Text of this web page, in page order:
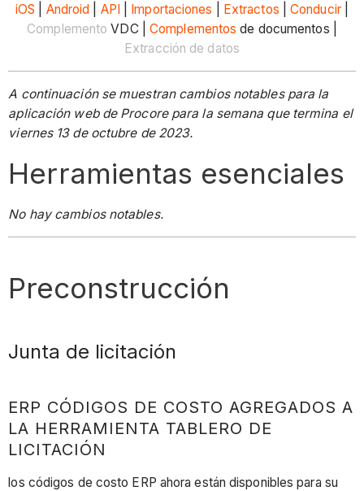
iOS Android API| Importaciones Extractos Conducir|
Complemento VDC | Complementos de documentos |
Extracción de datos
A continuación se muestran cambios notables para la
aplicación web de Procore para la semana que termina el
viernes 13 de octubre de 2023.
Herramientas esenciales
No hay cambios notables.
Preconstrucción
Junta de licitación
ERP CÓDIGOS DE COSTO AGREGADOS A
LA HERRAMIENTA TABLERO DE
LICITACIÓN
los códigos de costo ERP ahora están disponibles para su